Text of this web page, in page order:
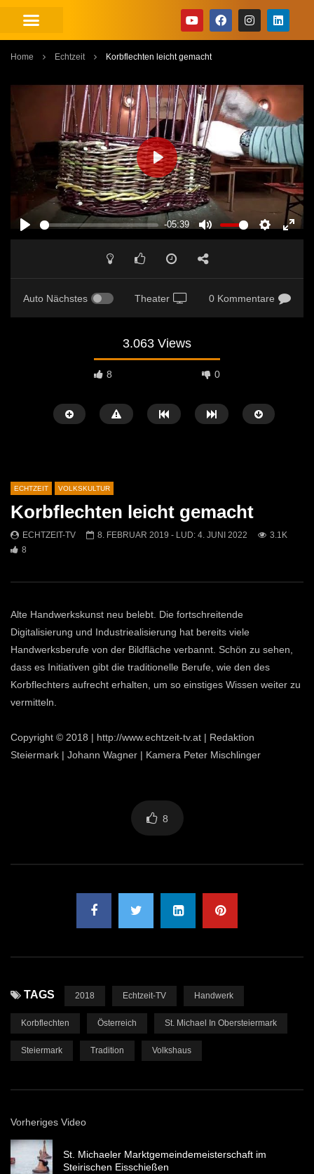
Home Echtzeit Korbflechten leicht gemacht
PLAY
-05:39
MUTE SETTINGS
PLAY
Auto Nächstes Theater 0 Kommentare
3.063 Views
8 0
Später Ansehen
Osterfeuer St. Michael 2026: Tradition
ECHTZEIT-TV
14. APRIL 2026
1.5K
21
ECHTZEIT VOLKSKULTUR
Korbflechten leicht gemacht
ECHTZEIT-TV 8. FEBRUAR 2019 - LUD: 4. JUNI 2022
3.1K
8
Alte Handwerkskunst neu belebt. Die fortschreitende
Digitalisierung und Industriealisierung hat bereits viele
Handwerksberufe von der Bildfläche verbannt. Schön zu sehen,
dass es Initiativen gibt die traditionelle Berufe, wie den des
Korbflechters aufrecht erhalten, um so einstiges Wissen weiter zu
vermitteln.
Copyright © 2018 | http://www.echtzeit-tv.at | Redaktion
Steiermark | Johann Wagner | Kamera Peter Mischlinger
8
TAGS 2018 Echtzeit-TV Handwerk
Korbflechten Österreich St. Michael In Obersteiermark
Steiermark Tradition Volkshaus
Vorheriges Video
St. Michaeler Marktgemeindemeisterschaft im
Steirischen Eisschießen